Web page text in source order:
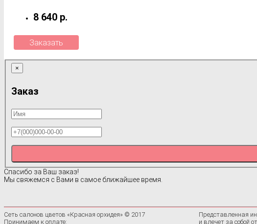
8 640 р.
Заказать
×
Заказ
Спасибо за Ваш заказ!
Мы свяжемся с Вами в самое ближайшее время.
Сеть салонов цветов «Красная орхидея» © 2017
Принимаем к оплате:
Представленная
и влечет за собой